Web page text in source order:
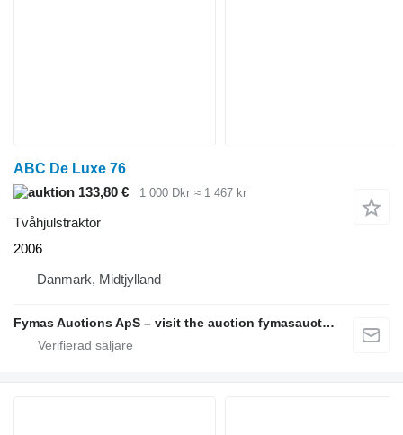
ABC De Luxe 76
133,80 €
1 000 Dkr ≈ 1 467 kr
Tvåhjulstraktor
2006
Danmark, Midtjylland
Fymas Auctions ApS – visit the auction fymasauctions.dk